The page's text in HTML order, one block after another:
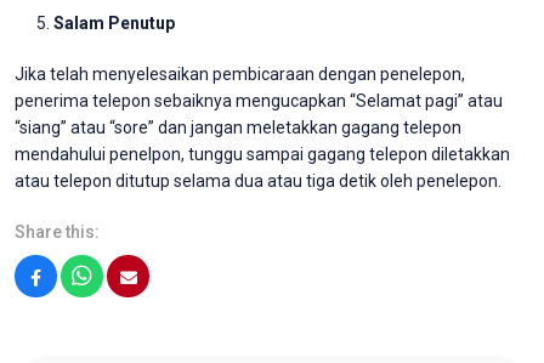
Salam Penutup
Jika telah menyelesaikan pembicaraan dengan penelepon,
penerima telepon sebaiknya mengucapkan “Selamat pagi” atau
“siang” atau “sore” dan jangan meletakkan gagang telepon
mendahului penelpon, tunggu sampai gagang telepon diletakkan
atau telepon ditutup selama dua atau tiga detik oleh penelepon.
Share this: